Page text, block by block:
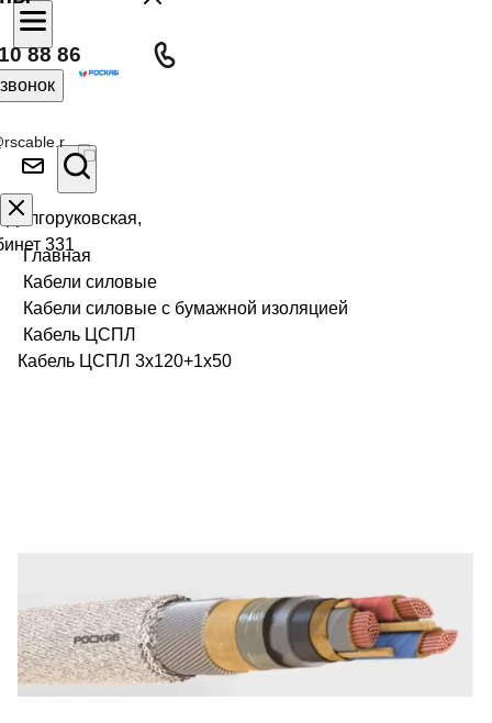
88 86
331
Главная
Кабели силовые
Кабели силовые с бумажной изоляцией
Кабель ЦСПЛ
Кабель ЦСПЛ 3х120+1х50